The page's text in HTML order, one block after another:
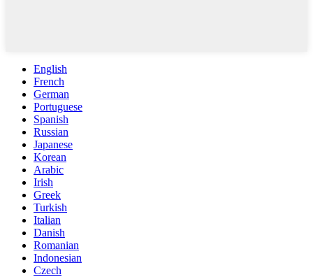
English
French
German
Portuguese
Spanish
Russian
Japanese
Korean
Arabic
Irish
Greek
Turkish
Italian
Danish
Romanian
Indonesian
Czech